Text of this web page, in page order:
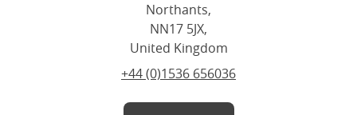
Northants,
NN17 5JX,
United Kingdom
+44 (0)1536 656036